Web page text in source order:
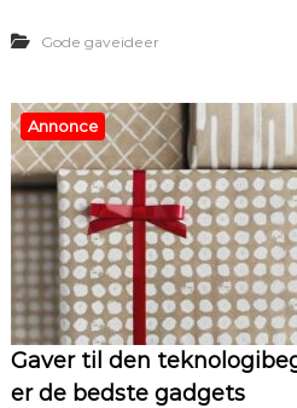
Gode gaveideer
Annonce
Gaver til den
er de bedste gadgets